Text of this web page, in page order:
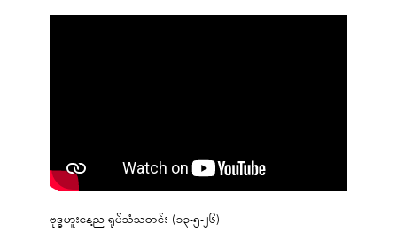
ဗုဒ္ဓဟူးနေ့ည ရုပ်သံသတင်း (၁၃-၅-၂၆)